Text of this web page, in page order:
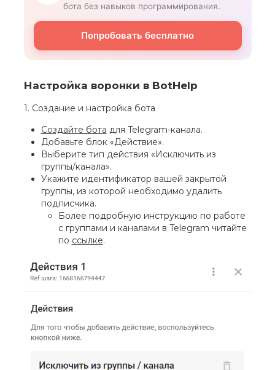
бота без навыков программирования.
Попробовать бесплатно
Настройка воронки в BotHelp
1. Создание и настройка бота
Создайте бота для Telegram-канала.
Добавьте блок «Действие».
Выберите тип действия «Исключить из
группы/канала».
Укажите идентификатор вашей закрытой
группы, из которой необходимо удалить
подписчика.
Более подробную инструкцию по работе
с группами и каналами в Telegram читайте
по ссылке.